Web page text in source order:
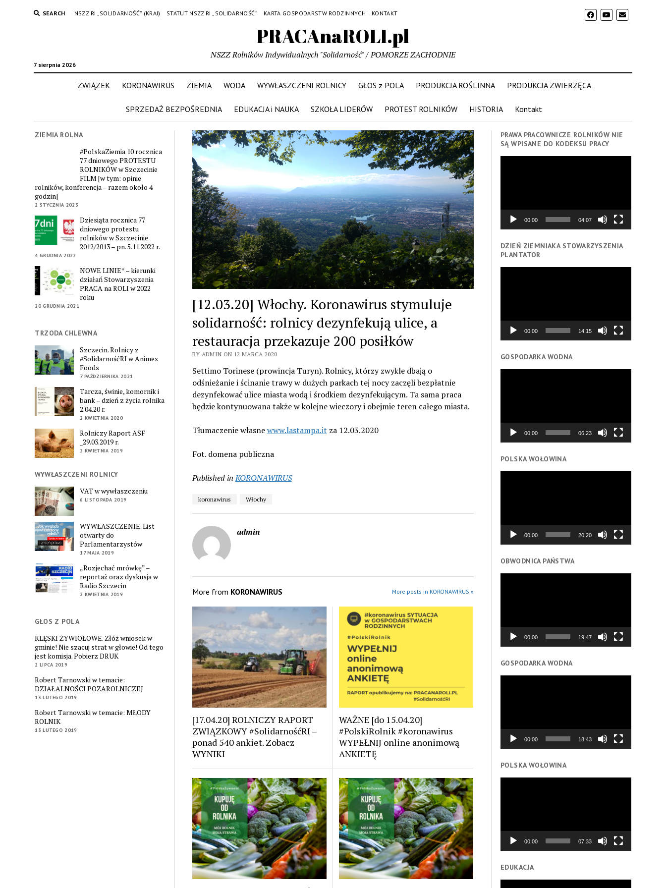
SEARCH NSZZ RI „SOLIDARNOŚĆ” (KRAJ) STATUT NSZZ RI „SOLIDARNOŚĆ” KARTA GOSPODARSTW RODZINNYCH KONTAKT
PRACAnaROLI.pl
7 sierpnia 2026
NSZZ Rolników Indywidualnych "Solidarność" / POMORZE ZACHODNIE
ZWIĄZEK KORONAWIRUS ZIEMIA WODA WYWŁASZCZENI ROLNICY GŁOS z POLA PRODUKCJA ROŚLINNA PRODUKCJA ZWIERZĘCA
SPRZEDAŻ BEZPOŚREDNIA EDUKACJA i NAUKA SZKOŁA LIDERÓW PROTEST ROLNIKÓW HISTORIA Kontakt
ZIEMIA ROLNA
#PolskaZiemia 10 rocznica
77 dniowego PROTESTU
ROLNIKÓW w Szczecinie
FILM [w tym: opinie
rolników, konferencja – razem około 4
godzin]
2 STYCZNIA 2023
Dziesiąta rocznica 77
dniowego protestu
rolników w Szczecinie
2012/2013 – pn. 5.11.2022 r.
4 GRUDNIA 2022
NOWE LINIE* – kierunki
działań Stowarzyszenia
PRACA na ROLI w 2022
roku
20 GRUDNIA 2021
TRZODA CHLEWNA
Szczecin. Rolnicy z
#SolidarnośćRI w Animex
Foods
7 PAŹDZIERNIKA 2021
Tarcza, świnie, komornik i
bank – dzień z życia rolnika
2.04.20 r.
2 KWIETNIA 2020
Rolniczy Raport ASF
_29.03.2019 r.
2 KWIETNIA 2019
WYWŁASZCZENI ROLNICY
VAT w wywłaszczeniu
6 LISTOPADA 2019
WYWŁASZCZENIE. List
otwarty do
Parlamentarzystów
17 MAJA 2019
„Rozjechać mrówkę” –
reportaż oraz dyskusja w
Radio Szczecin
2 KWIETNIA 2019
GŁOS Z POLA
KLĘSKI ŻYWIOŁOWE. Złóż wniosek w
gminie! Nie szacuj strat w głowie! Od tego
jest komisja. Pobierz DRUK
2 LIPCA 2019
Robert Tarnowski w temacie:
DZIAŁALNOŚCI POZAROLNICZEJ
13 LUTEGO 2019
Robert Tarnowski w temacie: MŁODY
ROLNIK
13 LUTEGO 2019
[12.03.20] Włochy. Koronawirus stymuluje
solidarność: rolnicy dezynfekują ulice, a
restauracja przekazuje 200 posiłków
BY ADMIN ON 12 MARCA 2020
Settimo Torinese (prowincja Turyn). Rolnicy, którzy zwykle dbają o
odśnieżanie i ścinanie trawy w dużych parkach tej nocy zaczęli bezpłatnie
dezynfekować ulice miasta wodą i środkiem dezynfekującym. Ta sama praca
będzie kontynuowana także w kolejne wieczory i obejmie teren całego miasta.
Tłumaczenie własnewww.lastampa.it za 12.03.2020
Fot. domena publiczna
Published in KORONAWIRUS
koronawirus Włochy
admin
More from KORONAWIRUS More posts in KORONAWIRUS »
[17.04.20] ROLNICZY RAPORT
ZWIĄZKOWY #SolidarnośćRI –
ponad 540 ankiet. Zobacz
WYNIKI
WAŻNE [do 15.04.20]
#PolskiRolnik #koronawirus
WYPEŁNIJ online anonimową
ANKIETĘ
PRAWA PRACOWNICZE ROLNIKÓW NIE
SĄ WPISANE DO KODEKSU PRACY
00:00 04:07
DZIEŃ ZIEMNIAKA STOWARZYSZENIA
PLANTATOR
00:00 14:15
GOSPODARKA WODNA
00:00 06:23
POLSKA WOŁOWINA
00:00 20:20
OBWODNICA PAŃSTWA
00:00 19:47
GOSPODARKA WODNA
00:00 18:43
POLSKA WOŁOWINA
00:00 07:33
EDUKACJA